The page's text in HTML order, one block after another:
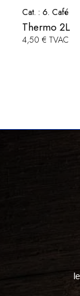
Cat. : 6. Café
Thermo 2L
4,50 € TVAC